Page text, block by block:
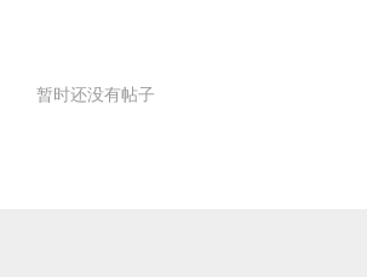
暂时还没有帖子